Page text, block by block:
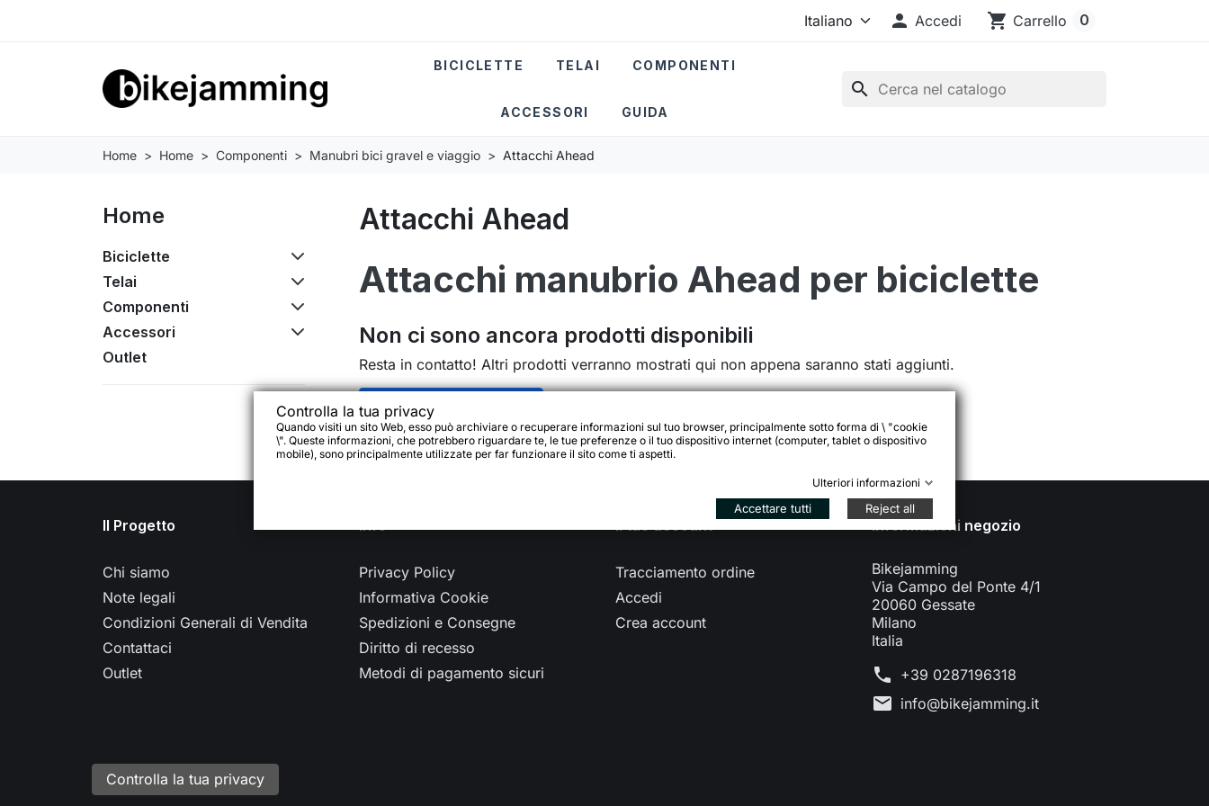
 Accedi shopping_cart Carrello 0
search
BICICLETTE TELAI COMPONENTI
ACCESSORI GUIDA
Home Home Componenti Manubri bici gravel e viaggio Attacchi Ahead
Home
Biciclette
Telai
Componenti
Accessori
Outlet
Attacchi Ahead
Attacchi manubrio Ahead per biciclette
Non ci sono ancora prodotti disponibili
Resta in contatto! Altri prodotti verranno mostrati qui non appena saranno stati aggiunti.
Back to Home page
Il Progetto
Chi siamo
Note legali
Condizioni Generali di Vendita
Contattaci
Outlet
Info
Privacy Policy
Informativa Cookie
Spedizioni e Consegne
Diritto di recesso
Metodi di pagamento sicuri
Il tuo account
Tracciamento ordine
Accedi
Crea account
Informazioni negozio
Bikejamming
Via Campo del Ponte 4/1
20060 Gessate
Milano
Italia
phone +39 0287196318
mail info@bikejamming.it
Controlla la tua privacy
Controlla la tua privacy
Quando visiti un sito Web, esso può archiviare o recuperare informazioni sul tuo browser, principalmente sotto forma di \ "cookie
\". Queste informazioni, che potrebbero riguardare te, le tue preferenze o il tuo dispositivo internet (computer, tablet o dispositivo
mobile), sono principalmente utilizzate per far funzionare il sito come ti aspetti.
Ulteriori informazioni
Accettare tutti Reject all